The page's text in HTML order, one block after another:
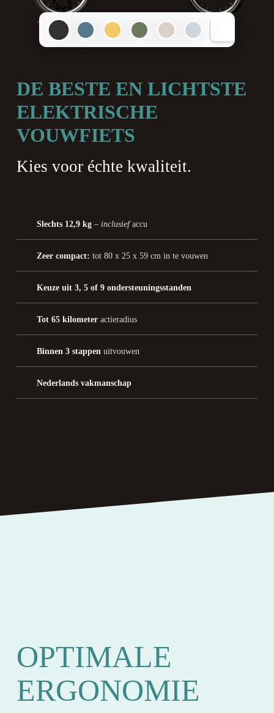
DE BESTE EN LICHTSTE
ELEKTRISCHE
VOUWFIETS
Kies voor échte kwaliteit.
Slechts 12,9 kg– inclusiefaccu
Zeer compact: tot 80 x 25 x 59 cm in te vouwen
Keuze uit 3, 5 of 9 ondersteuningsstanden
Tot 65 kilometer actieradius
Binnen 3 stappen uitvouwen
Nederlands vakmanschap
OPTIMALE
ERGONOMIE